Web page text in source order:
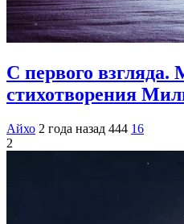
С первого
стихотворения
Айхо 2 года назад 444 16
2